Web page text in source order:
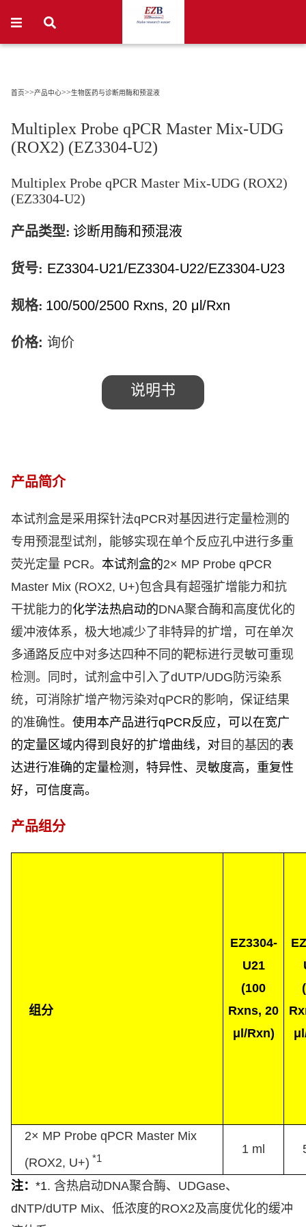
首页>>产品中心>>生物医药与诊断用酶和预混液
Multiplex Probe qPCR Master Mix-UDG
(ROX2) (EZ3304-U2)
Multiplex Probe qPCR Master Mix-UDG (ROX2)
(EZ3304-U2)
产品类型: 诊断用酶和预混液
货号: EZ3304-U21/EZ3304-U22/EZ3304-U23
规格: 100/500/2500 Rxns, 20 μl/Rxn
价格: 询价
说明书
产品简介
本试剂盒是采用探针法qPCR对基因进行定量检测的
专用预混型试剂，能够实现在单个反应孔中进行多重
荧光定量 PCR。 本试剂盒的2× MP Probe qPCR
Master Mix (ROX2, U+)包含具有超强扩增能力和抗
干扰能力的化学法热启动的DNA聚合酶和高度优化的
缓冲液体系，极大地减少了非特异的扩增，可在单次
多通路反应中对多达四种不同的靶标进行灵敏可重现
检测。同时，试剂盒中引入了dUTP/UDG 防污染系
统，可消除扩增产物污染对qPCR的影响，保证结果
的准确性。 使用本产品进行qPCR反应，可以在宽广
的定量区域内得到良好的扩增曲线，对 目的基因的表
达进行准确的定量检测，特异性、灵敏度高，重复性
好，可信度高。
产品组分
组分
EZ3304-
U21
(100
Rxns, 20
μl/Rxn)
(
2× MP Probe qPCR Master Mix
(ROX2, U+) *1
1 ml
注： *1. 含热启动DNA聚合酶、 UDGase、
dNTP/dUTP Mix、低浓度的ROX2及高度优化的缓冲